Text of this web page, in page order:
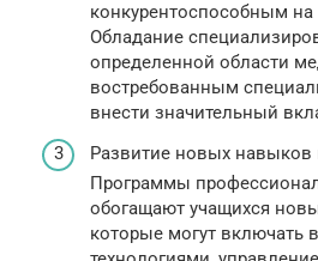
конкурентоспособным на
Обладание
определенной области
востребованным
внести значительный
Развитие новых навыков
Программы
обогащают учащихся
которые могут включать